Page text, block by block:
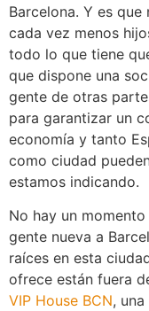
Barcelona. Y es
cada vez menos
todo lo que tiene
que dispone una
gente de otras
para garantizar un
economía y tanto
como ciudad
estamos indicando.
No hay un
gente nueva a
raíces en esta
ofrece están fuera
VIP House BCN,